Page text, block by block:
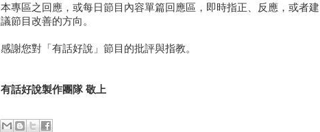
本專區之回應，或每日節目內容單篇回應區，即時指正、反應，或者建
議節目改善的方向。
感謝您對「有話好說」節目的批評與指教。
有話好說製作團隊 敬上